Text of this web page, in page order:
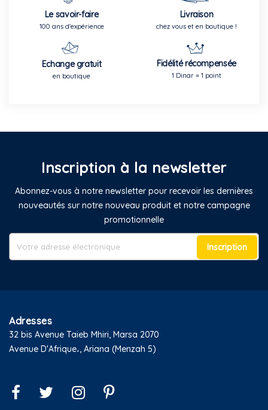
Le savoir-faire
100 ans d'expérience
Livraison
chez vous et en boutique !
Echange gratuit
en boutique
Fidélité récompensée
1 Dinar = 1 point
Inscription à la newsletter
Abonnez-vous à notre newsletter pour recevoir les dernières
nouveautés sur notre nouveau produit et notre campagne
promotionnelle
Inscription
Adresses
32 bis Avenue Taieb Mhiri, Marsa 2070
Avenue D'Afrique،, Ariana (Menzah 5)